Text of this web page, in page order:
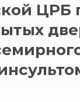
ЦРБ